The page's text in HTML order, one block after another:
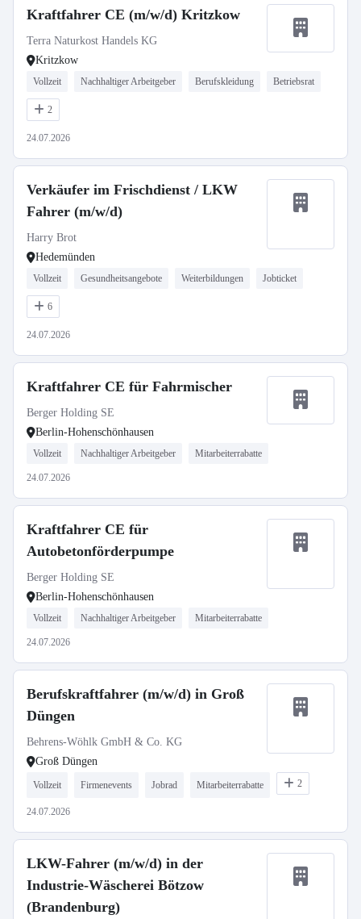
Kraftfahrer CE (m/w/d) Kritzkow
Terra Naturkost Handels KG
Kritzkow
Vollzeit Nachhaltiger Arbeitgeber Berufskleidung Betriebsrat
2
24.07.2026
Verkäufer im Frischdienst / LKW
Fahrer (m/w/d)
Harry Brot
Hedemünden
Vollzeit Gesundheitsangebote Weiterbildungen Jobticket
6
24.07.2026
Kraftfahrer CE für Fahrmischer
Berger Holding SE
Berlin-Hohenschönhausen
Vollzeit Nachhaltiger Arbeitgeber Mitarbeiterrabatte
24.07.2026
Kraftfahrer CE für
Autobetonförderpumpe
Berger Holding SE
Berlin-Hohenschönhausen
Vollzeit Nachhaltiger Arbeitgeber Mitarbeiterrabatte
24.07.2026
Berufskraftfahrer (m/w/d) in Groß
Düngen
Behrens-Wöhlk GmbH & Co. KG
Groß Düngen
Vollzeit Firmenevents Jobrad Mitarbeiterrabatte 2
24.07.2026
LKW-Fahrer (m/w/d) in der
Industrie-Wäscherei Bötzow
(Brandenburg)